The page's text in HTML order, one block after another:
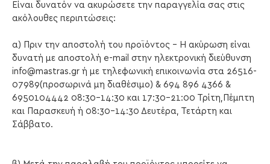
Είναι δυνατόν να ακυρώσετε την παραγγελία σας στις
ακόλουθες περιπτώσεις:
α) Πριν την αποστολή του προϊόντος – Η ακύρωση είναι
δυνατή με αποστολή e-mail στην ηλεκτρονική διεύθυνση
info@mastras.gr ή με τηλεφωνική επικοινωνία στα 26516-
07989(προσωρινά μη διαθέσιμο) & 694 896 4366 &
6950104442 08:30-14:30 και 17:30-21:00 Τρίτη,Πέμπτη
και Παρασκευή ή 08:30-14:30 Δευτέρα, Τετάρτη και
Σάββατο.